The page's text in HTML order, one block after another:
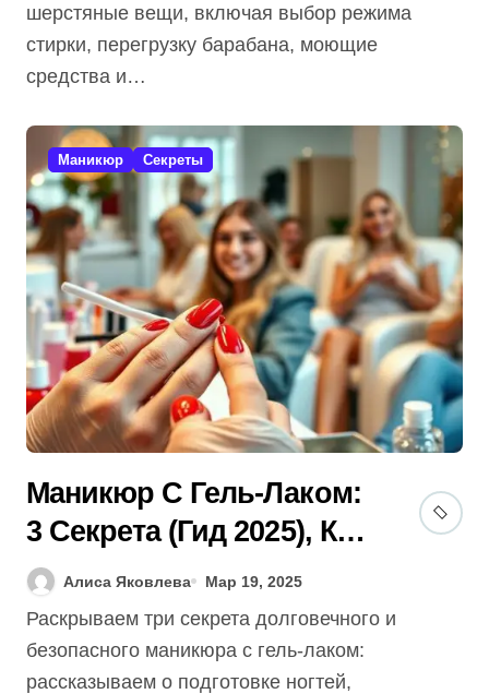
шерстяные вещи, включая выбор режима
стирки, перегрузку барабана, моющие
средства и…
Маникюр Секреты
Маникюр С Гель-Лаком:
3 Секрета (Гид 2025), Как
Избежать Ошибки и
Укрепить Ногти?
Алиса Яковлева Мар 19, 2025
Раскрываем три секрета долговечного и
безопасного маникюра с гель-лаком:
рассказываем о подготовке ногтей,